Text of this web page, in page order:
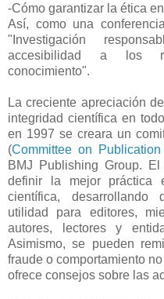
-Cómo garantizar la ética
Así, como una
"Investigación
accesibilidad a los
conocimiento".
La creciente apreciación
integridad científica en
en 1997 se creara un
(Committee on
BMJ Publishing Group.
definir la mejor práctica
científica, desarrollando
utilidad para editores,
autores, lectores y
Asimismo, se pueden
fraude o comportamiento
ofrece consejos sobre las